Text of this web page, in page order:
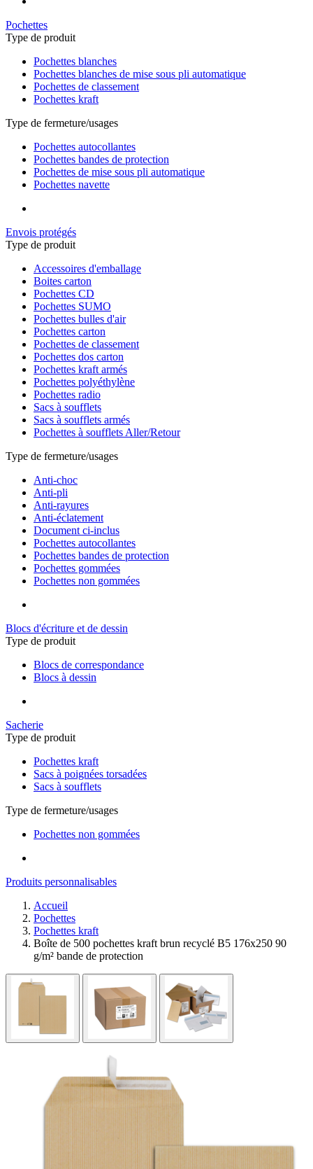
Pochettes
Type de produit
Pochettes blanches
Pochettes blanches de mise sous pli automatique
Pochettes de classement
Pochettes kraft
Type de fermeture/usages
Pochettes autocollantes
Pochettes bandes de protection
Pochettes de mise sous pli automatique
Pochettes navette
Envois protégés
Type de produit
Accessoires d'emballage
Boites carton
Pochettes CD
Pochettes SUMO
Pochettes bulles d'air
Pochettes carton
Pochettes de classement
Pochettes dos carton
Pochettes kraft armés
Pochettes polyéthylène
Pochettes radio
Sacs à soufflets
Sacs à soufflets armés
Pochettes à soufflets Aller/Retour
Type de fermeture/usages
Anti-choc
Anti-pli
Anti-rayures
Anti-éclatement
Document ci-inclus
Pochettes autocollantes
Pochettes bandes de protection
Pochettes gommées
Pochettes non gommées
Blocs d'écriture et de dessin
Type de produit
Blocs de correspondance
Blocs à dessin
Sacherie
Type de produit
Pochettes kraft
Sacs à poignées torsadées
Sacs à soufflets
Type de fermeture/usages
Pochettes non gommées
Produits personnalisables
Accueil
Pochettes
Pochettes kraft
Boîte de 500 pochettes kraft brun recyclé B5 176x250 90
g/m² bande de protection